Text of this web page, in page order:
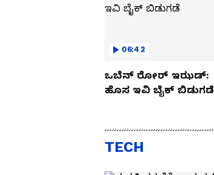
06:42
ಒಬೆನ್ ರೋರ್ ಇಝಡ್:
ಹೊಸ ಇವಿ ಬೈಕ್ ಬಿಡುಗಡೆ
TECH